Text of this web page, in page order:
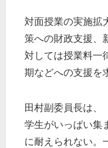
対面授業の実施拡
策への財政支援、
対しては授業料一
期などへの支援を
田村副委員長は、
学生がいっぱい集
に耐えられない。